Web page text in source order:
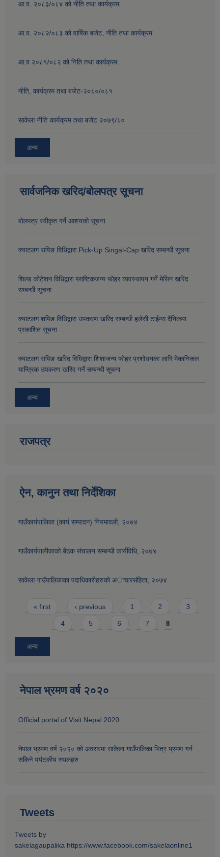
आ.व. २०८३/०८४ को नीति तथा कार्यक्रम
आ.व. २०८२/०८३ को वार्षिक बजेट, नीति तथा कार्यक्रम
आ.व २०८१/०८२ को निति तथा कार्यक्रम
नीति, कार्यक्रम तथा बजेट-२०८०/०८१
साकेला नीति कार्यक्रम तथा बजेट २०७९/८०
अन्य
सार्वजनिक खरिद/बोलपत्र सूचना
बोलपत्र स्वीकृत गर्ने आशयको सूचना
क्याटलग सपिङ विधिद्वारा Pick-Up Singal-Cap खरिद सम्बन्धी सूचना
शिल्ड कोटेशन विधिद्वारा प्लाष्टिकजन्य फोहर व्यवस्थापन गर्ने मेसिन खरिद
सम्बन्धी सूचना
क्याटलग शपिङ विधिद्वारा उपकरण खरिद सम्बन्धी हलेसी टाईम्स दैनिकमा
प्रकाशित सूचना
क्याटलग सपिङ खरिद विधिद्वारा शिशाजन्य फोहर प्रशोधनका लागि मेकानिकल
यान्त्रिक उपकरण खरिद गर्ने सम्बन्धी सूचना
अन्य
राजपत्र
ऐन, कानुन तथा निर्देशिका
गाउँकार्यपालिका (कार्य सम्पादन) नियमावली, २०७४
गाउँकार्यपालीकाकाे बैठक संचालन सम्बन्धी कार्यविधि, २०७४
साकेला गाउँपालिकाका पदाधिकारीहरुकाे अाचारसंहिता, २०७४
Pages
« first ‹ previous 1 2 3
4 5 6 7 8
अन्य
नेपाल भ्रमण वर्ष २०२०
Official portal of Visit Nepal 2020
नेपाल भ्रमण वर्ष २०२० को अवसरमा साकेला गाउँपालिका भित्र भ्रमण गर्न
सकिने पर्यटकीय स्थलहरु
Tweets
Tweets by
sakelagaupalika https://www.facebook.com/sakelaonline1